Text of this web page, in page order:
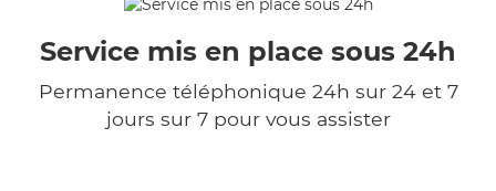
Service mis en place sous 24h
Permanence téléphonique 24h sur 24 et 7
jours sur 7 pour vous assister